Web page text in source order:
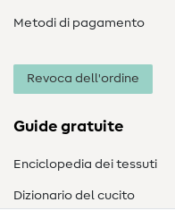
Metodi di pagamento
Revoca dell'ordine
Guide gratuite
Enciclopedia dei tessuti
Dizionario del cucito